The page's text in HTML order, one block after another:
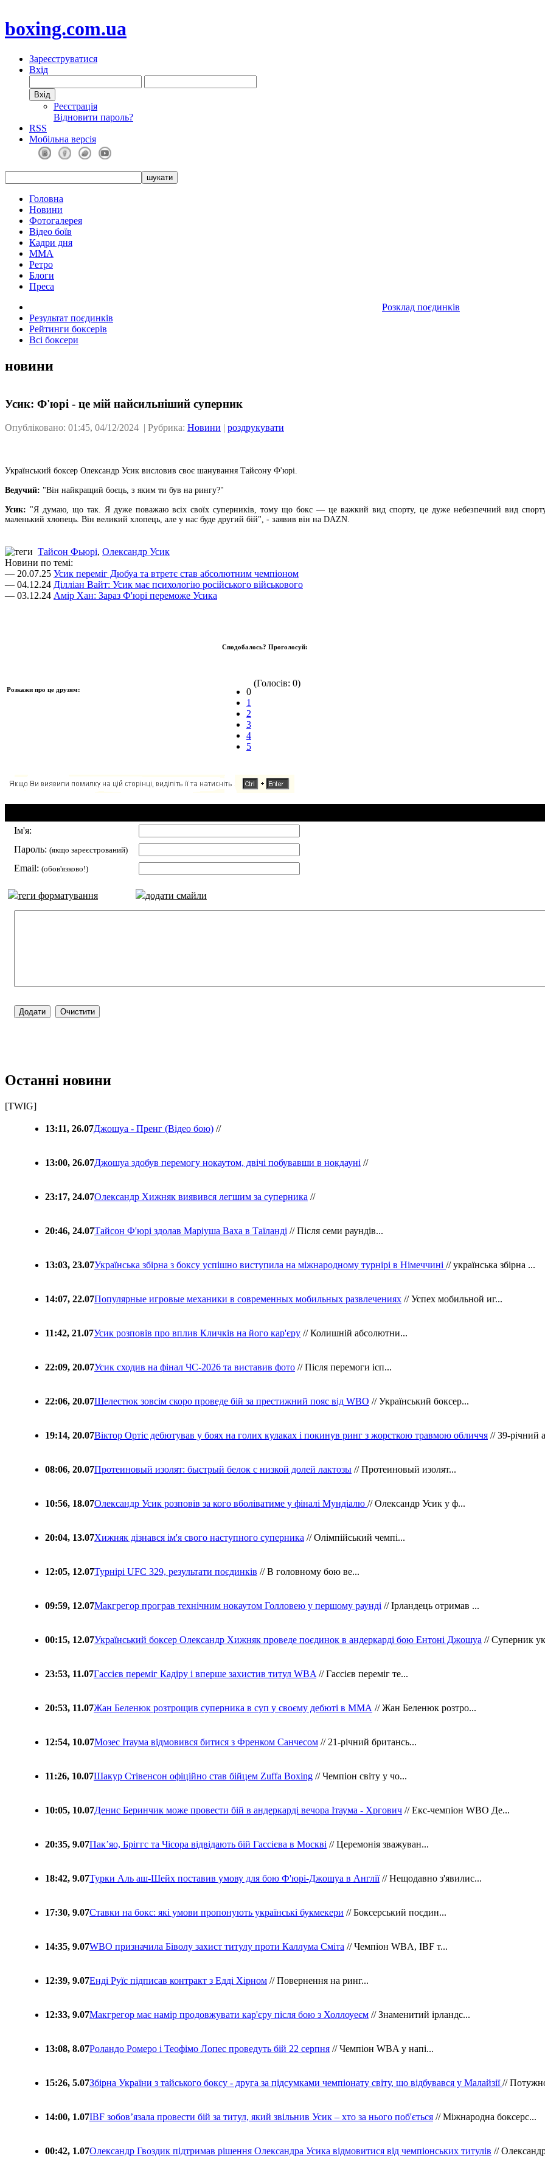
boxing.com.ua
Зареєструватися
Вхід
Реєстрація
Відновити пароль?
RSS
Мобільна версія
Головна
Новини
Фотогалерея
Відео боїв
Кадри дня
ММА
Ретро
Блоги
Преса
Розклад поєдинків
Результат поєдинків
Рейтинги боксерів
Всі боксери
новини
Усик: Ф'юрі - це мій найсильніший суперник
Опубліковано: 01:45, 04/12/2024 | Рубрика: Новини | роздрукувати
Український боксер Олександр Усик висловив своє шанування Тайсону Ф'юрі.
Ведучий: "Він найкращий боєць, з яким ти був на рингу?"
Усик: "Я думаю, що так. Я дуже поважаю всіх своїх суперників, тому що бокс — це важкий вид спорту, це дуже небезпечний вид
маленький хлопець. Він великий хлопець, але у нас буде другий бій", - заявив він на DAZN.
Тайсон Фьюрі, Олександр Усик
Новини по темі:
— 20.07.25 Усик переміг Дюбуа та втретє став абсолютним чемпіоном
— 04.12.24 Ділліан Вайт: Усик має психологію російського військового
— 03.12.24 Амір Хан: Зараз Ф'юрі переможе Усика
Розкажи про це друзям:
Сподобалось? Проголосуй:
0
1
2
3
4
5
(Голосів: 0)
Ім'я:
Пароль: (якщо зареєстрований)
Email: (обов'язково!)
теги форматування додати смайли
Останні новини
[TWIG]
13:11, 26.07Джошуа - Пренг (Відео бою) //
13:00, 26.07Джошуа здобув перемогу нокаутом, двічі побувавши в нокдауні //
23:17, 24.07Олександр Хижняк виявився легшим за суперника //
20:46, 24.07Тайсон Ф'юрі здолав Маріуша Ваха в Таїланді // Після семи раундів...
13:03, 23.07Українська збірна з боксу успішно виступила на міжнародному турнірі в Німеччині // українська збірна ...
14:07, 22.07Популярные игровые механики в современных мобильных развлечениях // Успех мобильной иг...
11:42, 21.07Усик розповів про вплив Кличків на його кар'єру // Колишній абсолютни...
22:09, 20.07Усик сходив на фінал ЧС-2026 та виставив фото // Після перемоги ісп...
22:06, 20.07Шелестюк зовсім скоро проведе бій за престижний пояс від WBO // Український боксер...
19:14, 20.07Віктор Ортіс дебютував у боях на голих кулаках і покинув ринг з жорсткою травмою обличчя // 39-річний
08:06, 20.07Протеиновый изолят: быстрый белок с низкой долей лактозы // Протеиновый изолят...
10:56, 18.07Олександр Усик розповів за кого вболіватиме у фіналі Мундіалю // Олександр Усик у ф...
20:04, 13.07Хижняк дізнався ім'я свого наступного суперника // Олімпійський чемпі...
12:05, 12.07Турнірі UFC 329, результати поєдинків // В головному бою ве...
09:59, 12.07Макгрегор програв технічним нокаутом Голловею у першому раунді // Ірландець отримав ...
00:15, 12.07Український боксер Олександр Хижняк проведе поєдинок в андеркарді бою Ентоні Джошуа // Суперник
23:53, 11.07Гассієв переміг Кадіру і вперше захистив титул WBA // Гассієв переміг те...
20:53, 11.07Жан Беленюк розтрощив суперника в суп у своєму дебюті в ММА // Жан Беленюк розтро...
12:54, 10.07Мозес Ітаума відмовився битися з Френком Санчесом // 21-річний британсь...
11:26, 10.07Шакур Стівенсон офіційно став бійцем Zuffa Boxing // Чемпіон світу у чо...
10:05, 10.07Денис Беринчик може провести бій в андеркарді вечора Ітаума - Хргович // Екс-чемпіон WBO Де...
20:35, 9.07Пакʼяо, Бріггс та Чісора відвідають бій Гассієва в Москві // Церемонія зважуван...
18:42, 9.07Турки Аль аш-Шейх поставив умову для бою Ф'юрі-Джошуа в Англії// Нещодавно з'явилис...
17:30, 9.07Ставки на бокс: які умови пропонують українські букмекери // Боксерський поєдин...
14:35, 9.07WBO призначила Біволу захист титулу проти Каллума Сміта // Чемпіон WBA, IBF т...
12:39, 9.07Енді Руїс підписав контракт з Едді Хірном // Повернення на ринг...
12:33, 9.07Макгрегор має намір продовжувати кар'єру після бою з Холлоуеєм // Знаменитий ірландс...
13:08, 8.07Роландо Ромеро і Теофімо Лопес проведуть бій 22 серпня // Чемпіон WBA у напі...
15:26, 5.07Збірна України з тайського боксу - друга за підсумками чемпіонату світу, що відбувався у Малайзії//
14:00, 1.07IBF зобовʼязала провести бій за титул, який звільнив Усик – хто за нього поб'ється // Міжнародна боксерс...
00:42, 1.07Олександр Гвоздик підтримав рішення Олександра Усика відмовитися від чемпіонських титулів //